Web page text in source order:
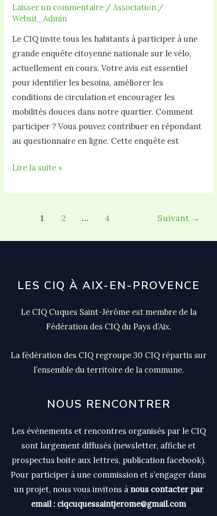
Laisser un commentaire / Association /
Websit_Admin
Le CIQ invite tous les habitants à participer à une
grande enquête citoyenne nationale sur le vélo,
actuellement en cours. Votre avis est essentiel
pour identifier les besoins, améliorer les
conditions de circulation et encourager les
mobilités douces dans notre quartier. Comment
participer ? Vous pouvez contribuer en répondant
au questionnaire en ligne. Cette enquête est
Donnez
avis
les
Lire la suite »
Pagination1 2 … 4 Suivant →
LES CIQ À AIX-EN-PROVENCE
Le CIQ Cuques Saint-Jérôme est membre de la
Fédération des CIQ du Pays d’Aix.
La fédération des CIQ regroupe 30 CIQ répartis sur
l’ensemble du territoire de la commune.
NOUS RENCONTRER
Les évènements et rencontres organisés par le CIQ
sont largement diffusés (newsletter, affiche et
prospectus boite aux lettres, publication facebook).
Pour participer à une commission et s’engager dans
un projet, nous vous invitons à nous contacter par
email : ciqcuquessaintjerome@gmail.com